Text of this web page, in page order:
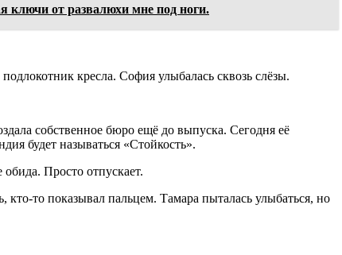
ключи от развалюхи мне под ноги.
кресла. София улыбалась сквозь слёзы.
собственное бюро ещё до выпуска. Сегодня её
будет называться «Стойкость».
Просто отпускает.
то показывал пальцем. Тамара пыталась улыбаться, но